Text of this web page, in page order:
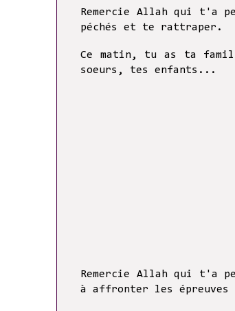
Remercie Allah qui t'a
péchés et te rattraper.
Ce matin, tu as ta
soeurs, tes enfants...
Remercie Allah qui t'a
à affronter les